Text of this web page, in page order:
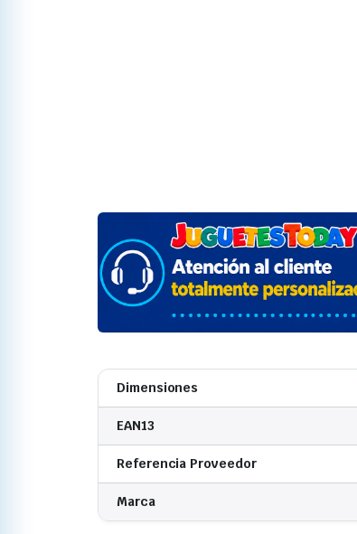
Dimensiones
EAN13
Referencia Proveedor
Marca